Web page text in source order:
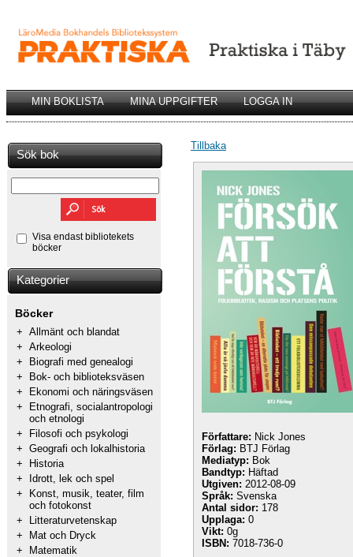
MIN BOKLISTA MINA UPPGIFTER LOGGA IN
Sök bok
Visa endast bibliotekets
böcker
Kategorier
Böcker
+ Allmänt och blandat
+ Arkeologi
+
Biografi med genealogi
+
Bok- och biblioteksväsen
+
Ekonomi och näringsväsen
+
Etnografi, socialantropologi
och etnologi
+
Filosofi och psykologi
+ Geografi och lokalhistoria
+
Historia
+
Idrott, lek och spel
+
Konst, musik, teater, film
och fotokonst
+
Litteraturvetenskap
+
Mat och Dryck
+
Matematik
Tillbaka
Författare: Nick Jones
Förlag: BTJ Förlag
Mediatyp: Bok
Bandtyp: Häftad
Utgiven: 2012-08-09
Språk: Svenska
Antal sidor: 178
Upplaga: 0
Vikt: 0g
ISBN: 7018-736-0